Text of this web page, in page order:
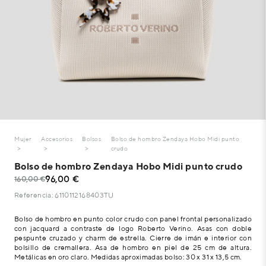
Mujer Accesorios Bolsos
Bolso de hombro Zendaya Hobo Midi punto
crudo
Bolso de hombro Zendaya Hobo Midi punto crudo
160,00 €96,00 €
Referencia: 6110112168403TU
Bolso de hombro en punto color crudo con panel frontal personalizado
con jacquard a contraste de logo Roberto Verino. Asas con doble
pespunte cruzado y charm de estrella. Cierre de imán e interior con
bolsillo de cremallera. Asa de hombro en piel de 25 cm de altura.
Metálicas en oro claro. Medidas aproximadas bolso: 30 x 31 x 13,5 cm.